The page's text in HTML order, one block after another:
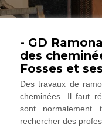
- GD
des
Fosses et
Des travaux de
cheminées. Il faut
sont
rechercher des